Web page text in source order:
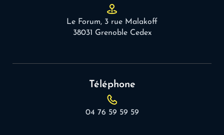
Le Forum, 3 rue Malakoff
38031 Grenoble Cedex
Téléphone
04 76 59 59 59